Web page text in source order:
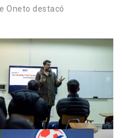
Oneto destacó